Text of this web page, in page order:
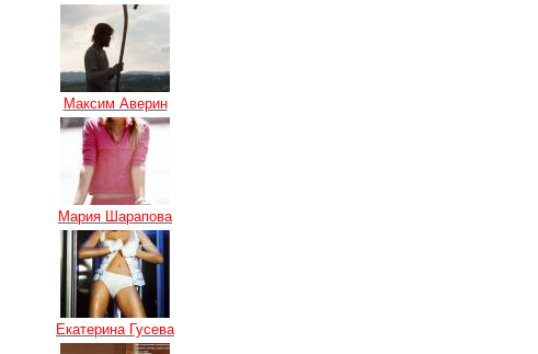
Максим Аверин
Мария Шарапова
Екатерина Гусева